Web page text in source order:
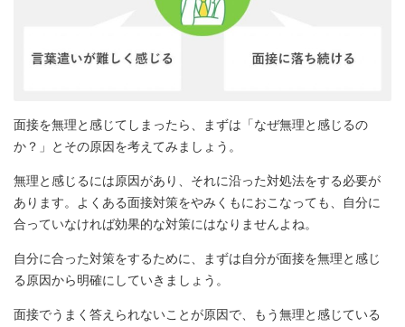
面接を無理と感じてしまったら、まずは「なぜ無理と感じるの
か？」とその原因を考えてみましょう。
無理と感じるには原因があり、それに沿った対処法をする必要が
あります。よくある面接対策をやみくもにおこなっても、自分に
合っていなければ効果的な対策にはなりませんよね。
自分に合った対策をするために、まずは自分が面接を無理と感じ
る原因から明確にしていきましょう。
面接でうまく答えられないことが原因で、もう無理と感じている